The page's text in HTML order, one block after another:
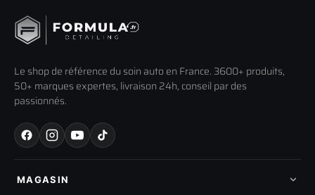
Le shop de référence du soin auto en France. 3600+ produits,
50+ marques expertes, livraison 24h, conseil par des
passionnés.
MAGASIN